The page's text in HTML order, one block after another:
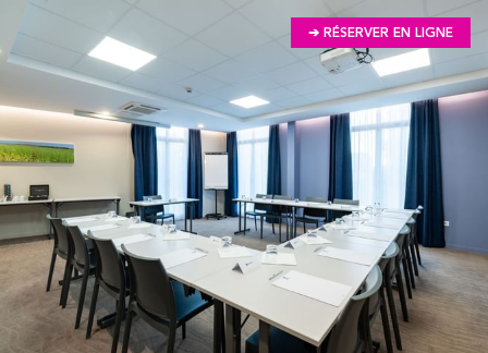
➔ RÉSERVER EN LIGNE